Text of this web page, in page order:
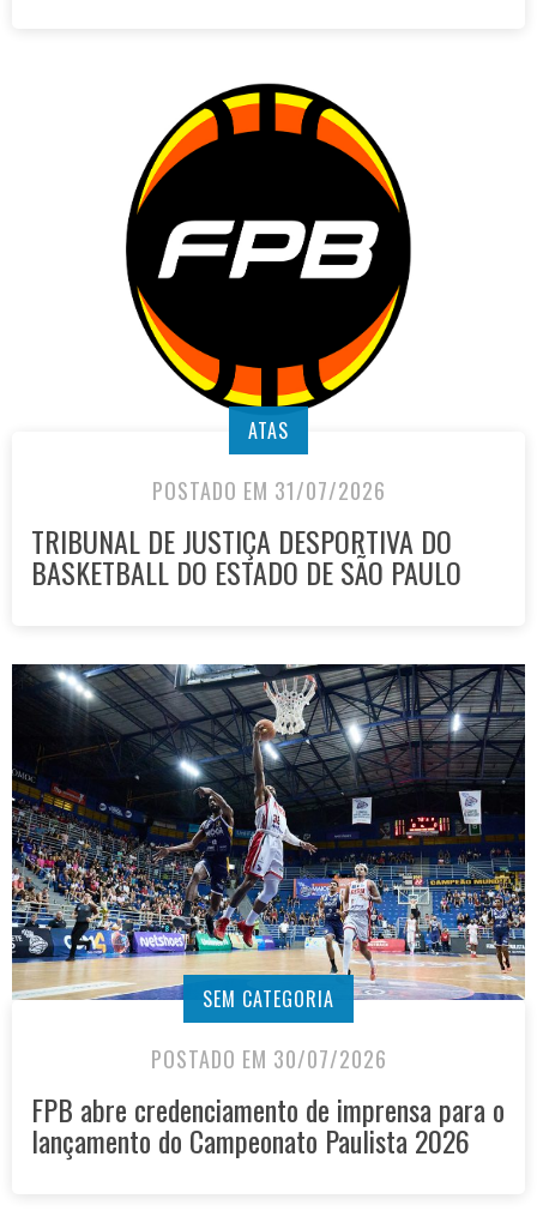
ATAS
POSTADO EM 31/07/2026
TRIBUNAL DE JUSTIÇA DESPORTIVA DO
BASKETBALL DO ESTADO DE SÃO PAULO
SEM CATEGORIA
POSTADO EM 30/07/2026
FPB abre credenciamento de imprensa para o
lançamento do Campeonato Paulista 2026